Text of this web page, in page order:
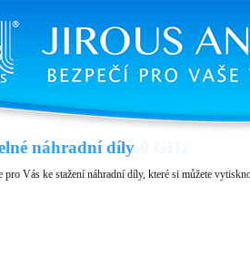
proti sněhu pro 60 GHz
pro UBNT AF60 LR nebo pro AF60 a GBE-LR
náhradní díly
pro Vás ke stažení náhradní díly, které si můžete